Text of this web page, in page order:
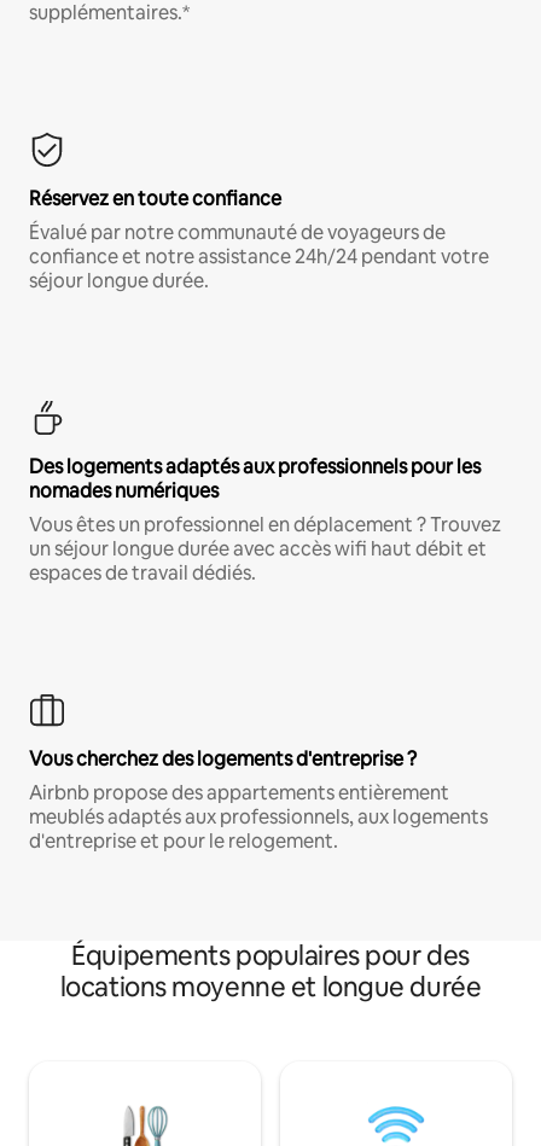
supplémentaires.*
Réservez en toute confiance
Évalué par notre communauté de voyageurs de
confiance et notre assistance 24h/24 pendant votre
séjour longue durée.
Des logements adaptés aux professionnels pour les
nomades numériques
Vous êtes un professionnel en déplacement ? Trouvez
un séjour longue durée avec accès wifi haut débit et
espaces de travail dédiés.
Vous cherchez des logements d'entreprise ?
Airbnb propose des appartements entièrement
meublés adaptés aux professionnels, aux logements
d'entreprise et pour le relogement.
Équipements populaires pour des
locations moyenne et longue durée